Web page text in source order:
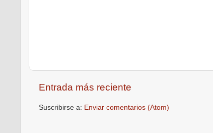
Entrada más reciente
Suscribirse a: Enviar comentarios (Atom)